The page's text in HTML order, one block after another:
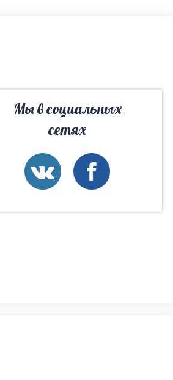
Мы в социальных
сетях